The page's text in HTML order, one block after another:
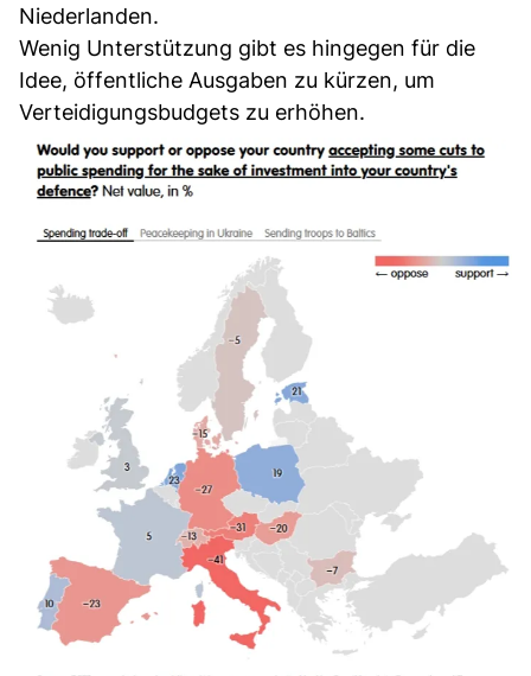
Niederlanden.
Wenig Unterstützung gibt es hingegen für die
Idee, öffentliche Ausgaben zu kürzen, um
Verteidigungsbudgets zu erhöhen.